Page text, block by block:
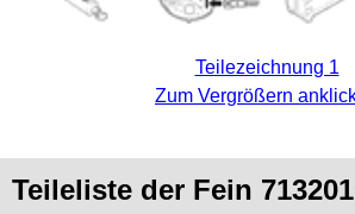
Teilezeichnung 1
Zum Vergrößern
Teileliste der Fein